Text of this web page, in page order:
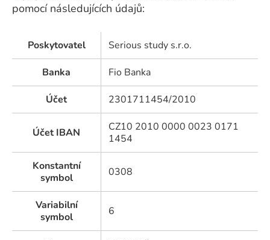
pomocí následujících údajů:
Poskytovatel Serious study s.r.o.
Banka Fio Banka
Účet 2301711454/2010
Účet IBAN
CZ10 2010 0000 0023 0171
1454
Konstantní
symbol
0308
Variabilní
symbol
6